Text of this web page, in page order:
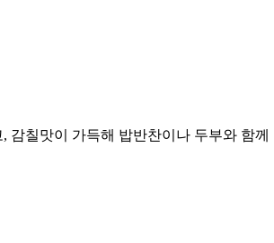
칠맛이 가득해 밥반찬이나 두부와 함께